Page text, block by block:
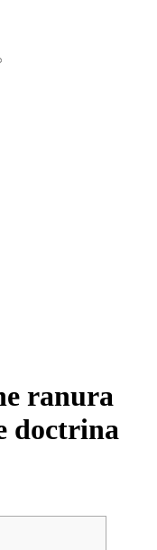
ranura
doctrina